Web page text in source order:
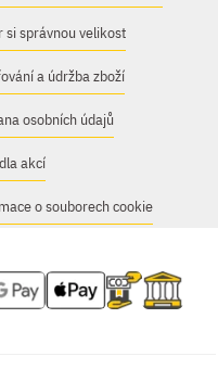
si správnou velikost
a údržba zboží
osobních údajů
akcí
o souborech cookie